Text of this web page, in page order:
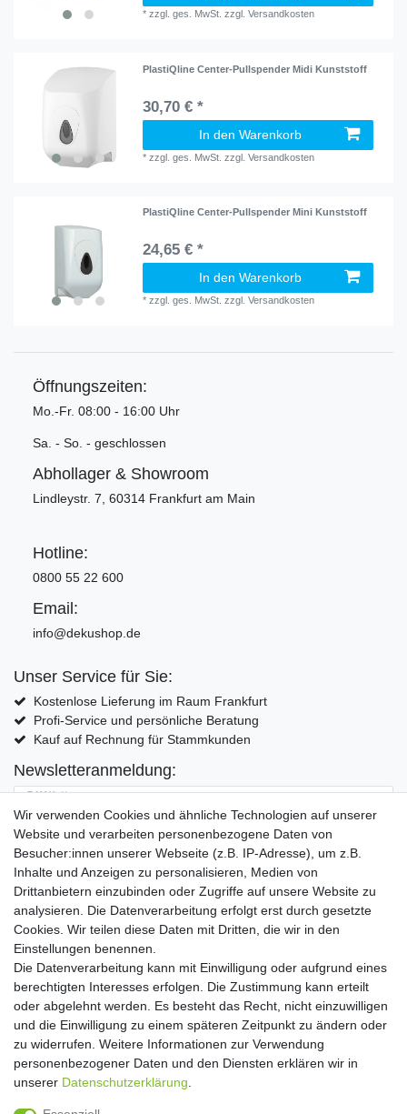
*zzgl. ges. MwSt. zzgl.Versandkosten
PlastiQline Center-Pullspender Midi Kunststoff
30,70 € *
In den Warenkorb
*zzgl. ges. MwSt. zzgl.Versandkosten
PlastiQline Center-Pullspender Mini Kunststoff
24,65 € *
In den Warenkorb
*zzgl. ges. MwSt. zzgl.Versandkosten
Öffnungszeiten:
Mo.-Fr. 08:00 - 16:00 Uhr
Sa. - So. - geschlossen
Abhollager & Showroom
Lindleystr. 7, 60314 Frankfurt am Main
Hotline:
0800 55 22 600
Email:
info@dekushop.de
Unser Service für Sie:
Kostenlose Lieferung im Raum Frankfurt
Profi-Service und persönliche Beratung
Kauf auf Rechnung für Stammkunden
Newsletteranmeldung:
E-MAIL **
Hiermit bestätige ich, dass ich die Daten­schutz­erklärung
Einwilligung kann ich jederzeit widerrufen.**
Abonnieren
** Hierbei handelt es sich um ein Pflichtfeld.
Widerrufs­recht Widerrufs­formular Impressum
Daten­schutz­erklärung AGB Kontakt
Wir verwenden Cookies und ähnliche Technologien auf unserer
Website und verarbeiten personenbezogene Daten von
Besucher:innen unserer Webseite (z.B. IP-Adresse), um z.B.
Inhalte und Anzeigen zu personalisieren, Medien von
Drittanbietern einzubinden oder Zugriffe auf unsere Website zu
analysieren. Die Datenverarbeitung erfolgt erst durch gesetzte
Cookies. Wir teilen diese Daten mit Dritten, die wir in den
Einstellungen benennen.
Die Datenverarbeitung kann mit Einwilligung oder aufgrund eines
berechtigten Interesses erfolgen. Die Zustimmung kann erteilt
oder abgelehnt werden. Es besteht das Recht, nicht einzuwilligen
und die Einwilligung zu einem späteren Zeitpunkt zu ändern oder
zu widerrufen. Weitere Informationen zur Verwendung
personenbezogener Daten und den Diensten erklären wir in
unserer Daten­schutz­erklärung
Copyright 2016 | Dekushop.de | Alle Rechte vorbehalten. |